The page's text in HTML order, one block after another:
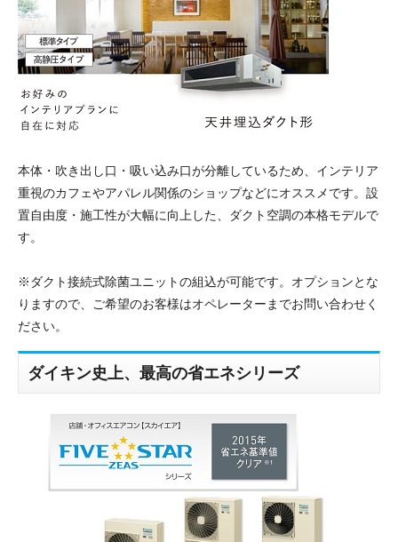
本体・吹き出し口・吸い込み口が分離しているため、インテリア
重視のカフェやアパレル関係のショップなどにオススメです。設
置自由度・施工性が大幅に向上した、ダクト空調の本格モデルで
す。
※ダクト接続式除菌ユニットの組込が可能です。オプションとな
りますので、ご希望のお客様はオペレーターまでお問い合わせく
ださい。
ダイキン史上、最高の省エネシリーズ